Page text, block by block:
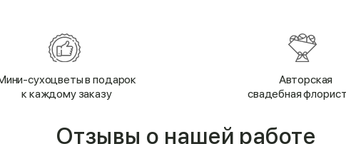
сухоцветы в подарок
к каждому заказу
Авторская
свадебная
Отзывы о нашей работе